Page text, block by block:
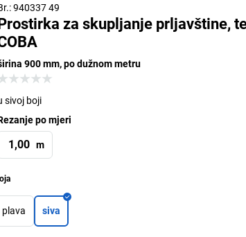
940337 49
za skupljanje prljavštine,
900 mm, po dužnom metru
sivoj boji
po mjeri
m
plava siva